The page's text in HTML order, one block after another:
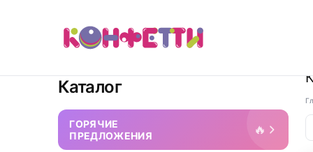
Каталог
ГОРЯЧИЕ
ПРЕДЛОЖЕНИЯ
🔥